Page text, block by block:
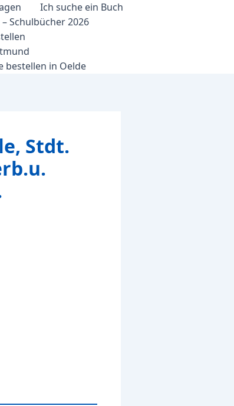
Ich suche ein Buch
Schulbücher 2026
bestellen in Oelde
Stdt.